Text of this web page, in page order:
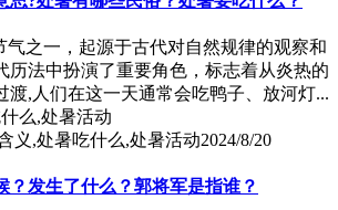
气之一，起源于古代对自然规律的观察和
历法中扮演了重要角色，标志着从炎热的
渡,人们在这一天通常会吃鸭子、放河灯...
义,处暑吃什么,处暑活动2024/8/20
？发生了什么？郭将军是指谁？